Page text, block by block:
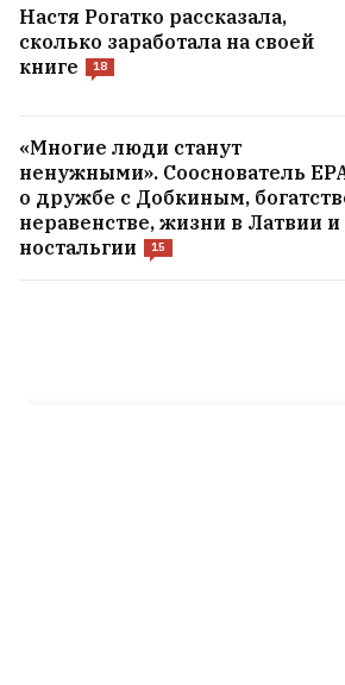
Настя Рогатко рассказала,
сколько заработала на своей
книге
18
«Многие люди станут
ненужными». Сооснователь
о дружбе с Добкиным,
неравенстве, жизни в Латвии и
ностальгии
15
«Не обязаны». Страховая
отказала белорусу в
после крупной выплаты
Жара. Как пережить и как
такую погоду?
1
Инфантино извинился за